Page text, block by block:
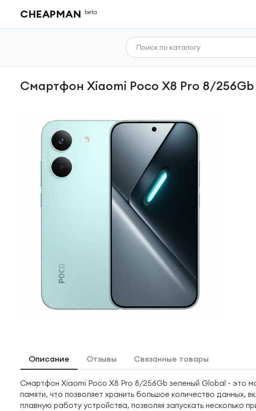
CHEAPMAN beta
Смартфон Xiaomi Poco X8 Pro 8/
Описание Отзывы Связанные товары
Смартфон Xiaomi Poco X8 Pro 8/256Gb зеленый Global - это
памяти, что позволяет хранить большое количество данных,
плавную работу устройства, позволяя запускать